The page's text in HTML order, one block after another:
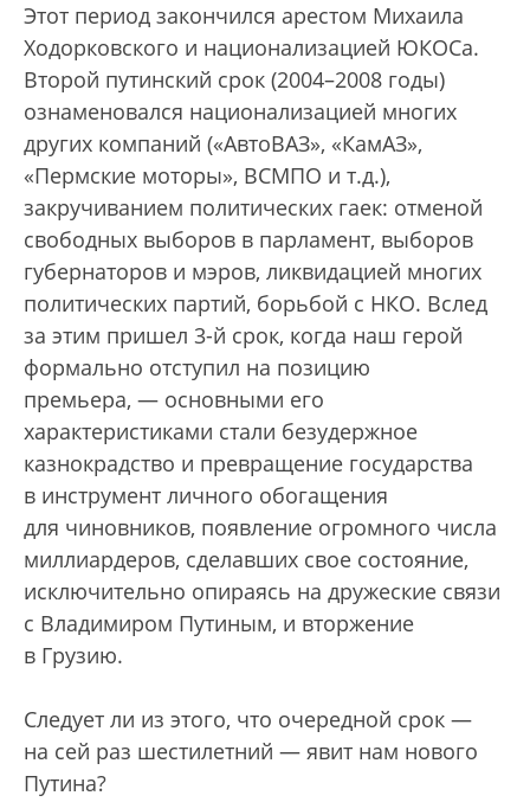
Этот период закончился арестом Михаила
Ходорковского и национализацией ЮКОСа.
Второй путинский срок (2004–2008 годы)
ознаменовался национализацией многих
других компаний («АвтоВАЗ», «КамАЗ»,
«Пермские моторы», ВСМПО и т.д.),
закручиванием политических гаек: отменой
свободных выборов в парламент, выборов
губернаторов и мэров, ликвидацией многих
политических партий, борьбой с НКО. Вслед
за этим пришел 3-й срок, когда наш герой
формально отступил на позицию
премьера, — основными его
характеристиками стали безудержное
казнокрадство и превращение государства
в инструмент личного обогащения
для чиновников, появление огромного числа
миллиардеров, сделавших свое состояние,
исключительно опираясь на дружеские связи
с Владимиром Путиным, и вторжение
в Грузию.
Следует ли из этого, что очередной срок —
на сей раз шестилетний — явит нам нового
Путина?